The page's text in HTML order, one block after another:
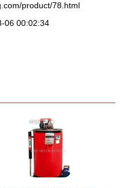
product/78.html
06 00:02:34